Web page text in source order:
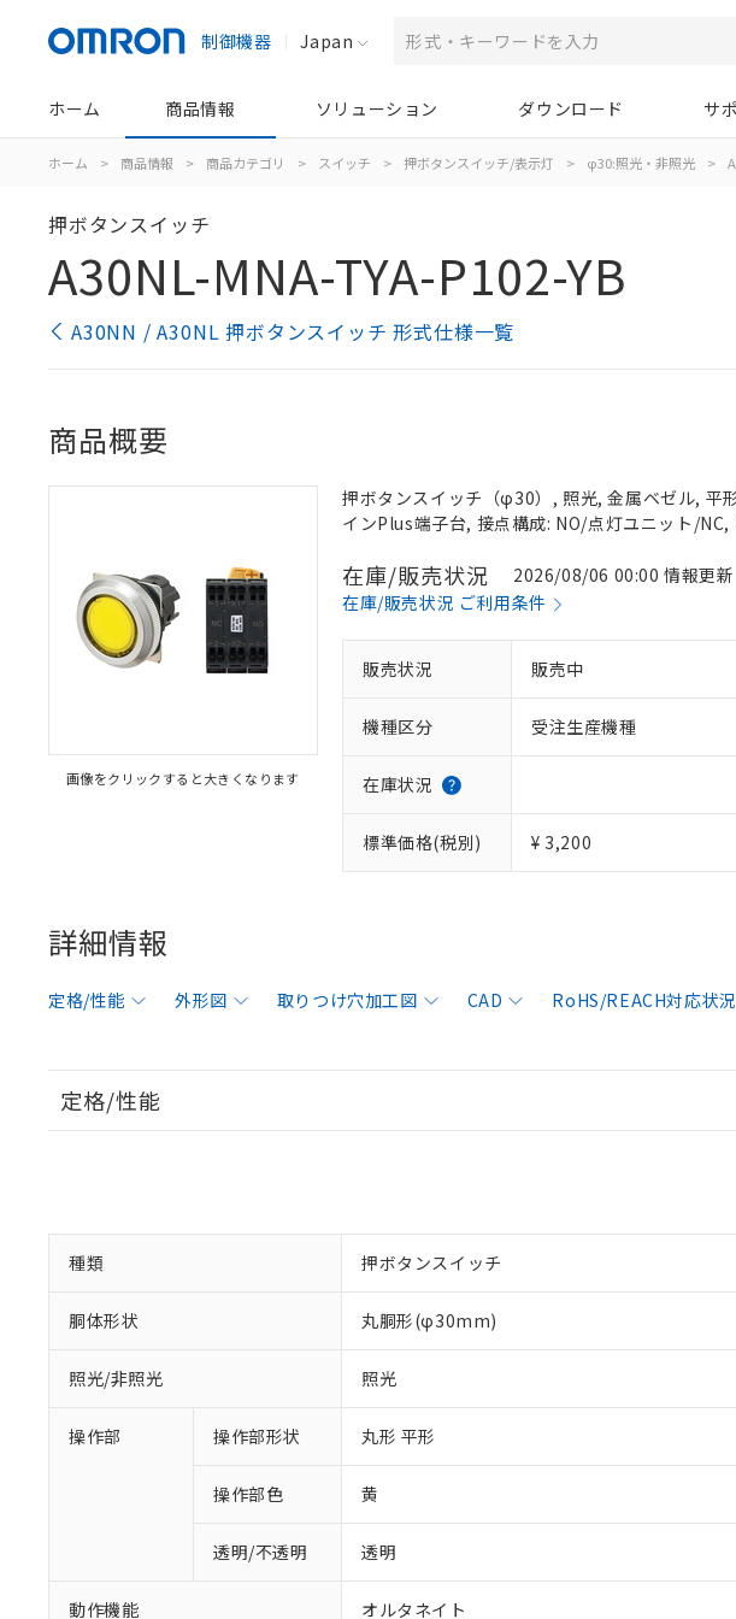
制御機器 Japan
ホーム 商品情報 ソリューション ダウンロード サ
ホーム > 商品情報 > 商品カテゴリ > スイッチ > 押ボタンスイッチ/表示灯 > φ30:照光・非照光 >
押ボタンスイッチ
A30NL-MNA-TYA-P102-YB
A30NN / A30NL 押ボタンスイッチ 形式仕様一覧
商品概要
画像をクリックすると大きくなります
押ボタンスイッチ（φ30）, 照光, 金属ベゼル, 平
インPlus端子台, 接点構成: NO/点灯ユニット/
在庫/販売状況
2026/08/06 00:00 情報更新
在庫/販売状況 ご利用条件
販売状況 販売中
機種区分 受注生産機種
在庫状況
標準価格(税別) ¥ 3,200
詳細情報
定格/性能 外形図 取りつけ穴加工図 CAD RoHS/REACH対応状況
定格/性能
種類 押ボタンスイッチ
胴体形状 丸胴形(φ30mm)
照光/非照光 照光
操作部 操作部形状 丸形 平形
操作部色 黄
透明/不透明 透明
動作機能 オルタネイト